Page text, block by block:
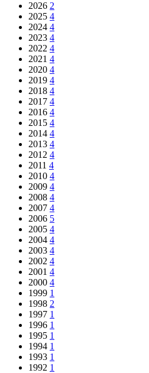
2026 2
2025 4
2024 4
2023 4
2022 4
2021 4
2020 4
2019 4
2018 4
2017 4
2016 4
2015 4
2014 4
2013 4
2012 4
2011 4
2010 4
2009 4
2008 4
2007 4
2006 5
2005 4
2004 4
2003 4
2002 4
2001 4
2000 4
1999 1
1998 2
1997 1
1996 1
1995 1
1994 1
1993 1
1992 1